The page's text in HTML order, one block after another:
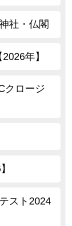
社・仏閣
年】
クロージ
スト2024